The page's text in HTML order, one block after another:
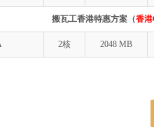
搬瓦工香港特惠方案（香
2核 2048 MB